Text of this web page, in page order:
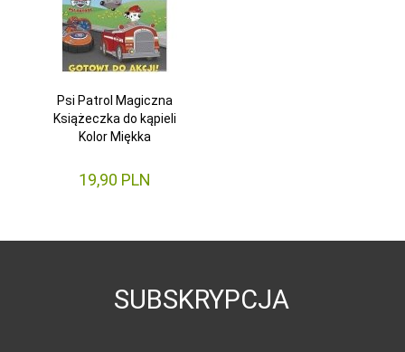
Psi Patrol Magiczna
Książeczka do kąpieli
Kolor Miękka
19,90 PLN
SUBSKRYPCJA